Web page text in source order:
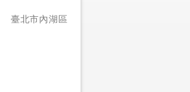
臺北市內湖區